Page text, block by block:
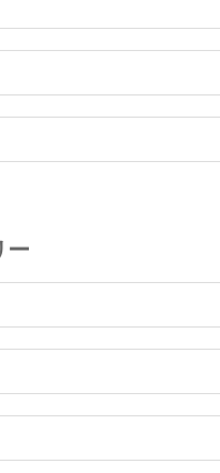
ー